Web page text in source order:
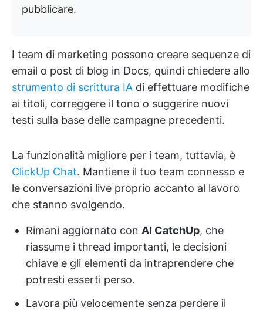
pubblicare.
I team di marketing possono creare sequenze di
email o post di blog in Docs, quindi chiedere allo
strumento di scrittura IA di effettuare modifiche
ai titoli, correggere il tono o suggerire nuovi
testi sulla base delle campagne precedenti.
La funzionalità migliore per i team, tuttavia, è
ClickUp Chat. Mantiene il tuo team connesso e
le conversazioni live proprio accanto al lavoro
che stanno svolgendo.
Rimani aggiornato con AI CatchUp, che
riassume i thread importanti, le decisioni
chiave e gli elementi da intraprendere che
potresti esserti perso.
Lavora più velocemente senza perdere il